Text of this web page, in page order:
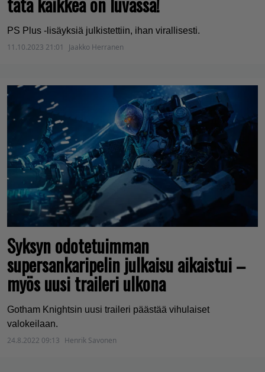
PS Plus -lisäyksiä julkistettiin, ihan virallisesti.
11.10.2023 21:01
Jaakko Herranen
Syksyn odotetuimman
supersankaripelin julkaisu aikaistui –
myös uusi traileri ulkona
Gotham Knightsin uusi traileri päästää vihulaiset
valokeilaan.
24.8.2022 09:13 Henrik Savonen